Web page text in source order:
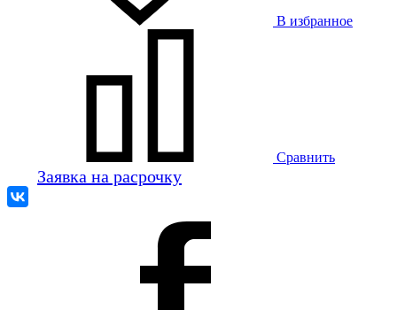
В избранное
Сравнить
Заявка на расрочку